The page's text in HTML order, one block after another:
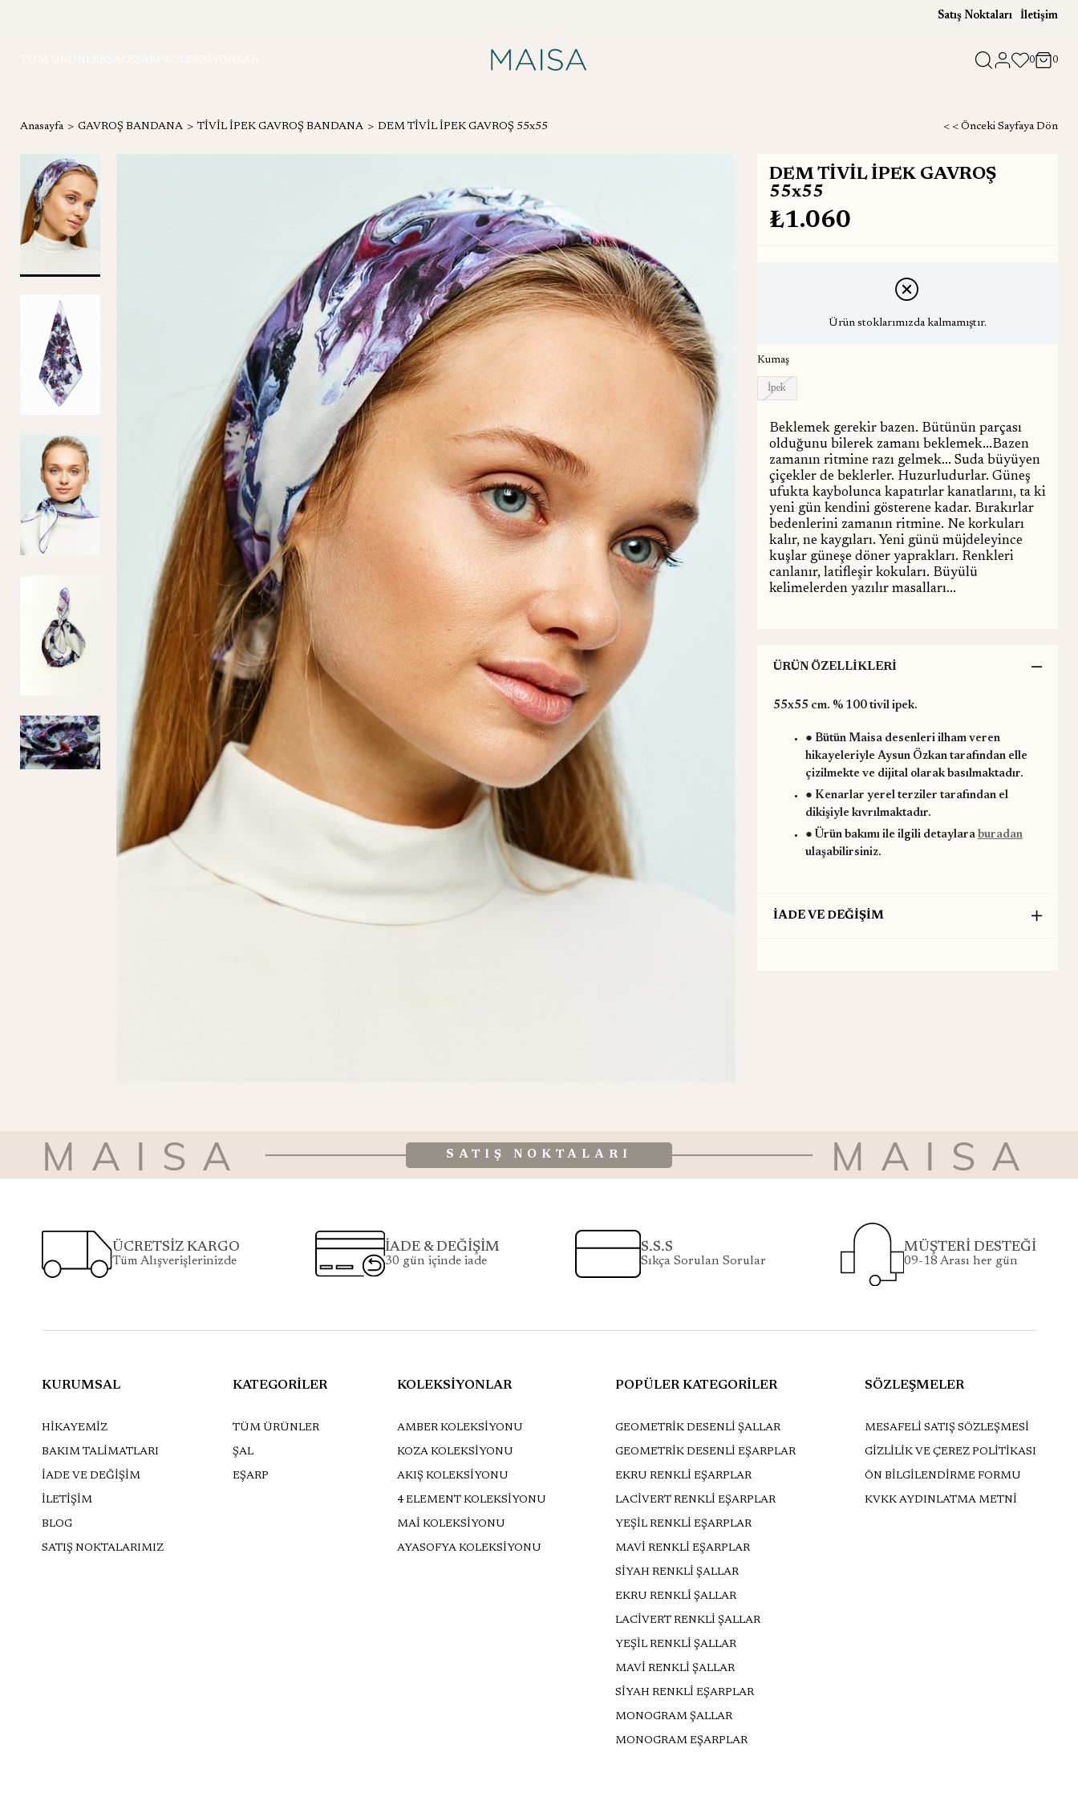
Satış Noktaları İletişim
0 0
Anasayfa GAVROŞ BANDANA TİVİL İPEK GAVROŞ BANDANA DEM TİVİL İPEK GAVROŞ 55x55 < < Önceki Sayfaya Dön
DEM TİVİL İPEK GAVROŞ
55x55
₺1.060
Ürün stoklarımızda kalmamıştır.
Kumaş
İpek
Beklemek gerekir bazen. Bütünün parçası
olduğunu bilerek zamanı beklemek...Bazen
zamanın ritmine razı gelmek... Suda büyüyen
çiçekler de beklerler. Huzurludurlar. Güneş
ufukta kaybolunca kapatırlar kanatlarını, ta ki
yeni gün kendini gösterene kadar. Bırakırlar
bedenlerini zamanın ritmine. Ne korkuları
kalır, ne kaygıları. Yeni günü müjdeleyince
kuşlar güneşe döner yaprakları. Renkleri
canlanır, latifleşir kokuları. Büyülü
kelimelerden yazılır masalları...
ÜRÜN ÖZELLIKLERI
55x55 cm. % 100 tivil ipek.
● Bütün Maisa desenleri ilham veren
hikayeleriyle Aysun Özkan tarafından elle
çizilmekte ve dijital olarak basılmaktadır.
● Kenarlar yerel terziler tarafından el
dikişiyle kıvrılmaktadır.
● Ürün bakımı ile ilgili detaylara buradan
ulaşabilirsiniz.
İADE VE DEĞİŞİM
MAISA SATIŞ NOKTALARI MAISA
ÜCRETSİZ KARGO
Tüm Alışverişlerinizde
İADE & DEĞİŞİM
30 gün içinde iade
S.S.S
Sıkça Sorulan Sorular
MÜŞTERİ DESTEĞİ
09-18 Arası her gün
KURUMSAL
HİKAYEMİZ
BAKIM TALİMATLARI
İADE VE DEĞİŞİM
İLETİŞİM
BLOG
SATIŞ NOKTALARIMIZ
KATEGORİLER
TÜM ÜRÜNLER
ŞAL
EŞARP
KOLEKSİYONLAR
AMBER KOLEKSİYONU
KOZA KOLEKSİYONU
AKIŞ KOLEKSİYONU
4 ELEMENT KOLEKSİYONU
MAİ KOLEKSİYONU
AYASOFYA KOLEKSİYONU
POPÜLER KATEGORİLER
GEOMETRİK DESENLİ ŞALLAR
GEOMETRİK DESENLİ EŞARPLAR
EKRU RENKLİ EŞARPLAR
LACİVERT RENKLİ EŞARPLAR
YEŞİL RENKLİ EŞARPLAR
MAVİ RENKLİ EŞARPLAR
SİYAH RENKLİ ŞALLAR
EKRU RENKLİ ŞALLAR
LACİVERT RENKLİ ŞALLAR
YEŞİL RENKLİ ŞALLAR
MAVİ RENKLİ ŞALLAR
SİYAH RENKLİ EŞARPLAR
MONOGRAM ŞALLAR
MONOGRAM EŞARPLAR
SÖZLEŞMELER
MESAFELİ SATIŞ SÖZLEŞMESİ
GİZLİLİK VE ÇEREZ POLİTİKASI
ÖN BİLGİLENDİRME FORMU
KVKK AYDINLATMA METNİ